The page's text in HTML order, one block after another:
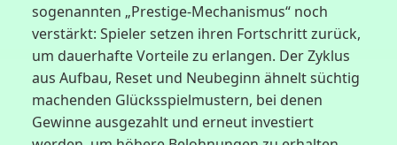
sogenannten „Prestige-Mechanismus“ noch
verstärkt: Spieler setzen ihren Fortschritt zurück,
um dauerhafte Vorteile zu erlangen. Der Zyklus
aus Aufbau, Reset und Neubeginn ähnelt süchtig
machenden Glücksspielmustern, bei denen
Gewinne ausgezahlt und erneut investiert